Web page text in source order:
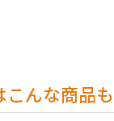
んな商品